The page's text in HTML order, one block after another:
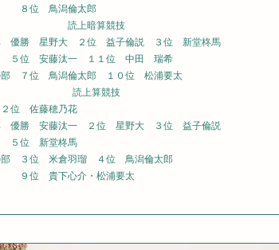
潟倫太郎
読上暗算競技
優勝 星野大 ２位 益子倫説 ３位 新堂柊馬
汰一 １１位 中田 瑞希
部 ７位 鳥潟倫太郎 １０位 松浦要太
読上算競技
位 佐藤穂乃花
優勝 安藤汰一 ２位 星野大 ３位 益子倫説
堂柊馬
部 ３位 米倉羽瑠 ４位 鳥潟倫太郎
下心介・松浦要太